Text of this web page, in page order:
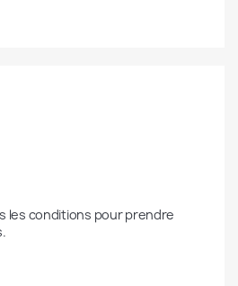
les conditions pour prendre